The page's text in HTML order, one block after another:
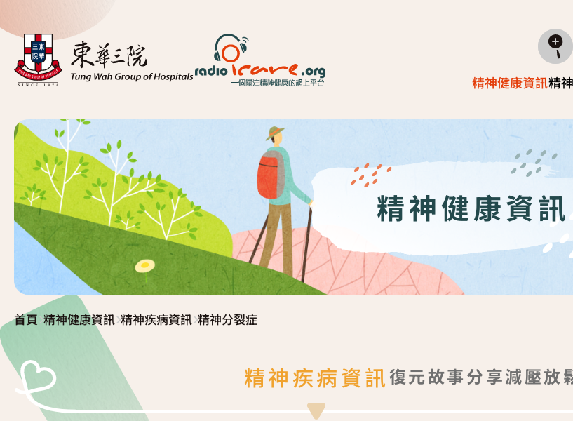
精神健康資訊
精神疾病資訊
復元故事分享
減壓放鬆貼士
社區資源
精
首頁
關於我們
精神健康資訊
精神疾病資訊
復元故事分享
減壓放鬆貼士
社區資源
東華心靈幹線
服務日程表
「心聆嚮導」免費輔導計劃
精神復元人士照顧者資源庫
精神健康資訊
首頁>精神健康資訊>精神疾病資訊>精神分裂症
精神疾病資訊復元故事分享減壓放